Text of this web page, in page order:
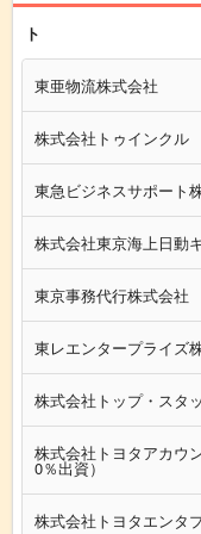
ト
東亜物流株式会社
株式会社トゥインクル
東急ビジネスサポート
株式会社東京海上日動
東京事務代行株式会社
東レエンタープライズ
株式会社トップ・スタ
株式会社トヨタアカウ
0％出資）
株式会社トヨタエンタ